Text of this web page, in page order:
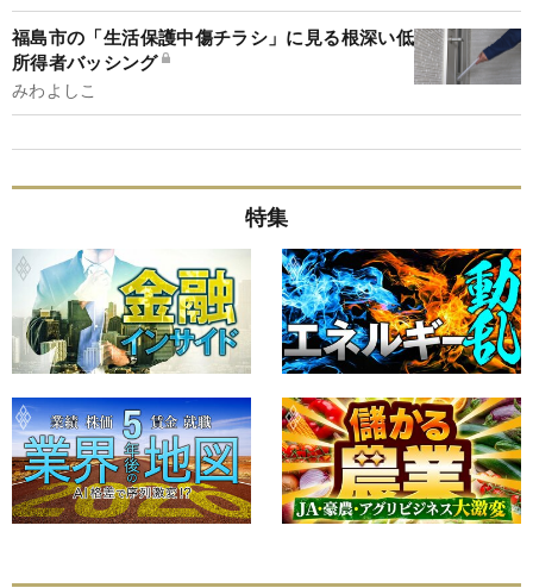
福島市の「生活保護中傷チラシ」に見る根深い低
所得者バッシング
みわよしこ
特集